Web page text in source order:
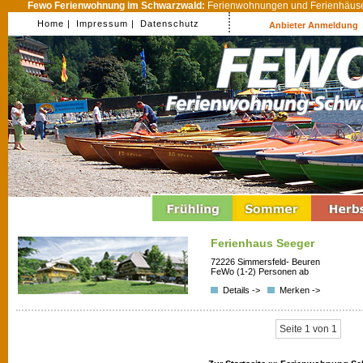
Fewo Ferienwohnung im Schwarzwald: Ferienwohnungen und
Home | Impressum | Datenschutz Anbieter Anmeldung
Ferienhaus Seeger
72226 Simmersfeld- Beuren
FeWo (1-2) Personen ab
Details ->
Merken ->
Seite 1 von 1